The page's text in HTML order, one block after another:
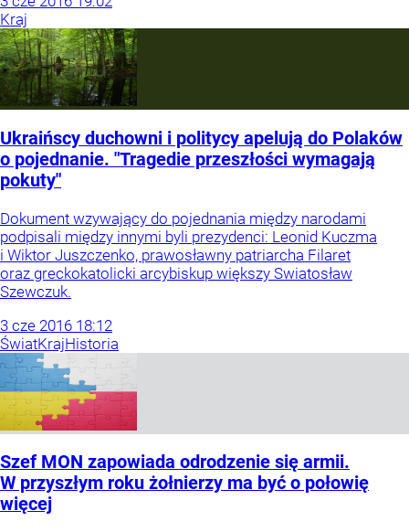
Kraj
Ukraińscy duchowni i politycy apelują do Polaków
o pojednanie. "Tragedie przeszłości wymagają
pokuty"
Dokument wzywający do pojednania między narodami
podpisali między innymi byli prezydenci: Leonid Kuczma
i Wiktor Juszczenko, prawosławny patriarcha Filaret
oraz greckokatolicki arcybiskup większy Swiatosław
Szewczuk.
3 cze 2016 18:12
ŚwiatKrajHistoria
Szef MON zapowiada odrodzenie się armii.
W przyszłym roku żołnierzy ma być o połowię
więcej